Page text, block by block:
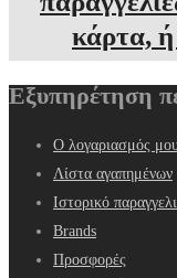
κάρτα,
Εξυπηρέτηση
Ο λογαριασμός
Λίστα αγαπημένων
Ιστορικό
Brands
Προσφορές